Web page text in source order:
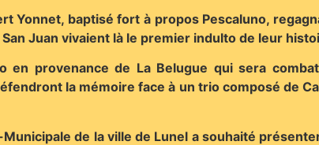
Yonnet, baptisé fort à propos Pescaluno,
Juan vivaient là le premier indulto de leur
en provenance de La Belugue qui sera
la mémoire face à un trio composé de
de la ville de Lunel a souhaité